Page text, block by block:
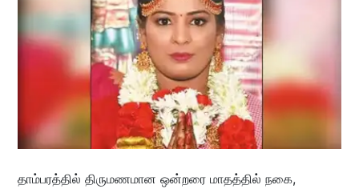
தாம்பரத்தில் திருமணமான ஒன்றரை மாதத்தில் நகை,